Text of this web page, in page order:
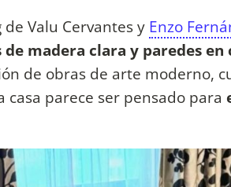
Valu Cervantes y Enzo
de madera clara y paredes
de obras de arte moderno,
casa parece ser pensado para